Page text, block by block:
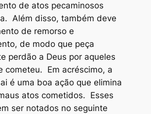
de atos pecaminosos
Além disso, também deve
de remorso e
de modo que peça
perdão a Deus por aqueles
cometeu. Em acréscimo, a
é uma boa ação que elimina
atos cometidos. Esses
ser notados no seguinte